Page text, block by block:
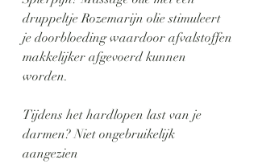
druppeltje Rozemarijn olie stimuleert
je doorbloeding waardoor afvalstoffen
makkelijker afgevoerd kunnen
worden.
Tijdens het hardlopen last van je
darmen? Niet ongebruikelijk
aangezien